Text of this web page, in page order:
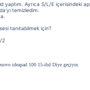
yaptım. Ayrıca S/L/E içerisindeki
temizledim.
tanıtabilmek için?
2
ideapad 100 15-ibd Diye geçiyor.